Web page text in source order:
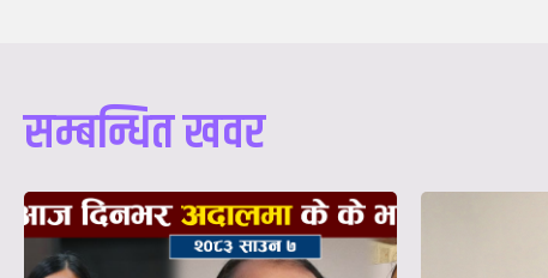
सम्बन्धित खवर